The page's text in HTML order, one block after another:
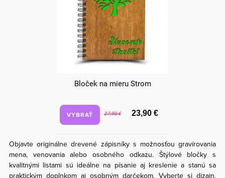
Bloček na mieru Strom
27,90 € 23,90 €
VYBRAŤ
Objavte originálne drevené zápisníky s možnosťou gravírovania
mena, venovania alebo osobného odkazu. Štýlové bločky s
kvalitnými listami sú ideálne na písanie aj kreslenie a stanú sa
praktickým doplnkom aj osobným darčekom. Vyberte si dizajn,